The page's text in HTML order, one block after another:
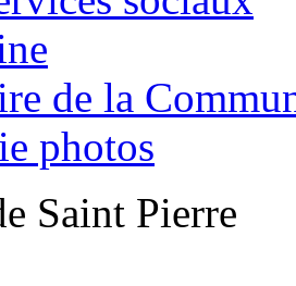
de la
photos
Saint Pierre